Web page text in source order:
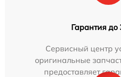
Гарантия до
Сервисный центр
оригинальные
предоставляет